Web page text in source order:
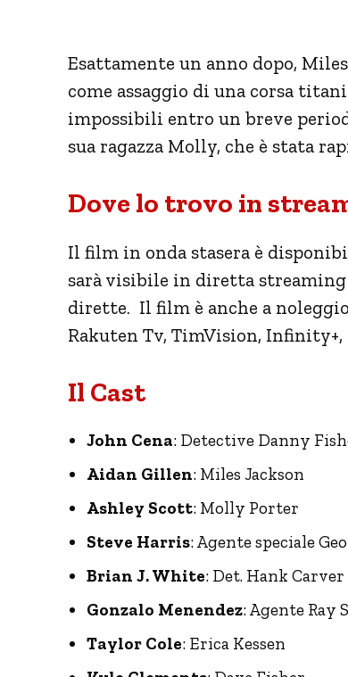
Esattamente un anno dopo,
come assaggio di una corsa
impossibili entro un breve
sua ragazza Molly, che è stata
Dove lo trovo in
Il film in onda stasera è
sarà visibile in diretta
dirette. Il film è anche a
Rakuten Tv, TimVision, Infinity+,
Il Cast
John Cena: Detective Danny
Aidan Gillen: Miles Jackson
Ashley Scott: Molly Porter
Steve Harris: Agente speciale
Brian J. White: Det. Hank Carver
Gonzalo Menendez: Agente Ray
Taylor Cole: Erica Kessen